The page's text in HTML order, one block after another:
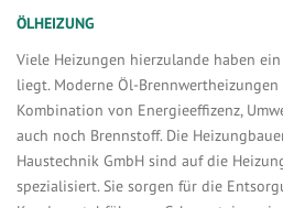
ÖLHEIZUNG
Viele Heizungen hierzulande haben
liegt. Moderne Öl-
Kombination von Energieeffizenz,
auch noch Brennstoff. Die
Haustechnik GmbH sind auf die
spezialisiert. Sie sorgen für die